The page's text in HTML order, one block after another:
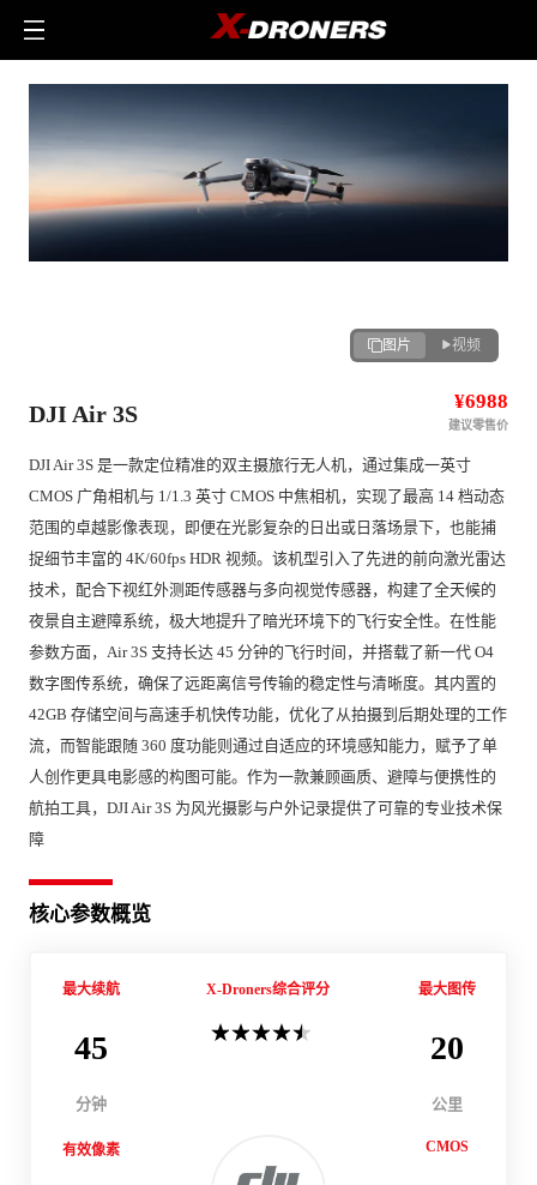
图片 视频
DJI Air 3S ¥6988
建议零售价
DJI Air 3S 是一款定位精准的双主摄旅行无人机，通过集成一英寸
CMOS 广角相机与 1/1.3 英寸 CMOS 中焦相机，实现了最高 14 档动态
范围的卓越影像表现，即便在光影复杂的日出或日落场景下，也能捕
捉细节丰富的 4K/60fps HDR 视频。该机型引入了先进的前向激光雷达
技术，配合下视红外测距传感器与多向视觉传感器，构建了全天候的
夜景自主避障系统，极大地提升了暗光环境下的飞行安全性。在性能
参数方面，Air 3S 支持长达 45 分钟的飞行时间，并搭载了新一代 O4
数字图传系统，确保了远距离信号传输的稳定性与清晰度。其内置的
42GB 存储空间与高速手机快传功能，优化了从拍摄到后期处理的工作
流，而智能跟随 360 度功能则通过自适应的环境感知能力，赋予了单
人创作更具电影感的构图可能。作为一款兼顾画质、避障与便携性的
航拍工具，DJI Air 3S 为风光摄影与户外记录提供了可靠的专业技术保
障
核心参数概览
X-Droners综合评分
最大续航
45
分钟
最大图传
20
公里
有效像素 CMOS